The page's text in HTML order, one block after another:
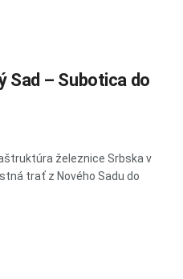
Sad – Subotica do
železnice Srbska v
trať z Nového Sadu do